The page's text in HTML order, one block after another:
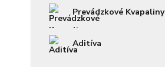
Prevádzkové Kvapaliny
Aditíva